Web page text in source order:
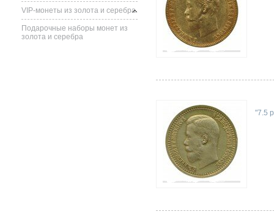
VIP-монеты из золота и серебра
Подарочные наборы монет из
золота и серебра
"7.5